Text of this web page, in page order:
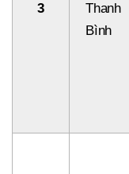
3
Thanh
Bình